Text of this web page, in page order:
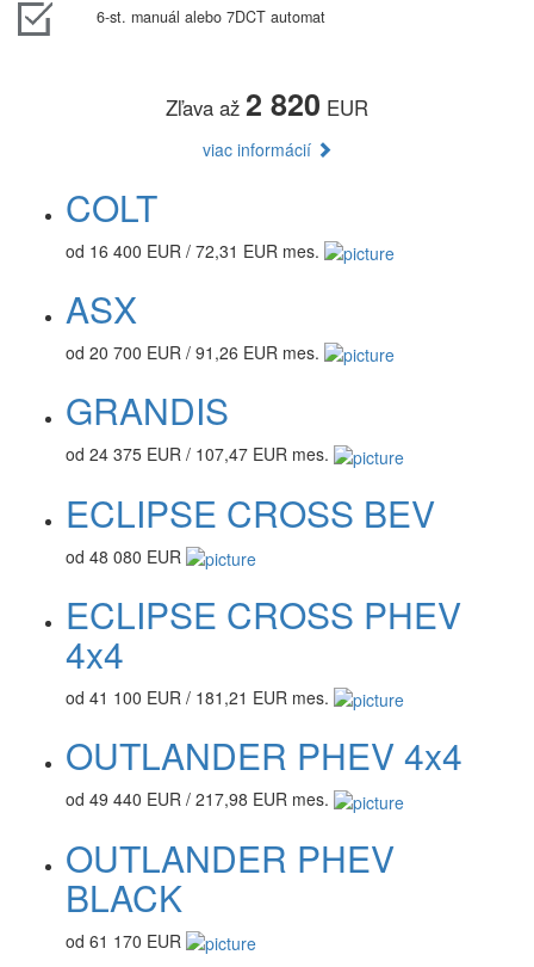
6-st. manuál alebo 7DCT automat
Zľava až 2 820 EUR
viac informácií
COLT
od 16 400 EUR / 72,31 EUR mes.
ASX
od 20 700 EUR / 91,26 EUR mes.
GRANDIS
od 24 375 EUR / 107,47 EUR mes.
ECLIPSE CROSS BEV
od 48 080 EUR
ECLIPSE CROSS PHEV
4x4
od 41 100 EUR / 181,21 EUR mes.
OUTLANDER PHEV 4x4
od 49 440 EUR / 217,98 EUR mes.
OUTLANDER PHEV
BLACK
od 61 170 EUR